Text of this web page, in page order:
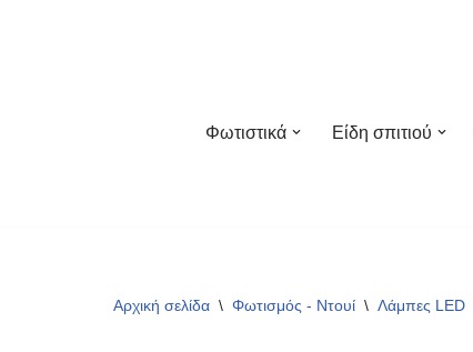
Φωτιστικά Είδη σπιτιού
Αρχική σελίδα \ Φωτισμός - Ντουί \ Λάμπες LED